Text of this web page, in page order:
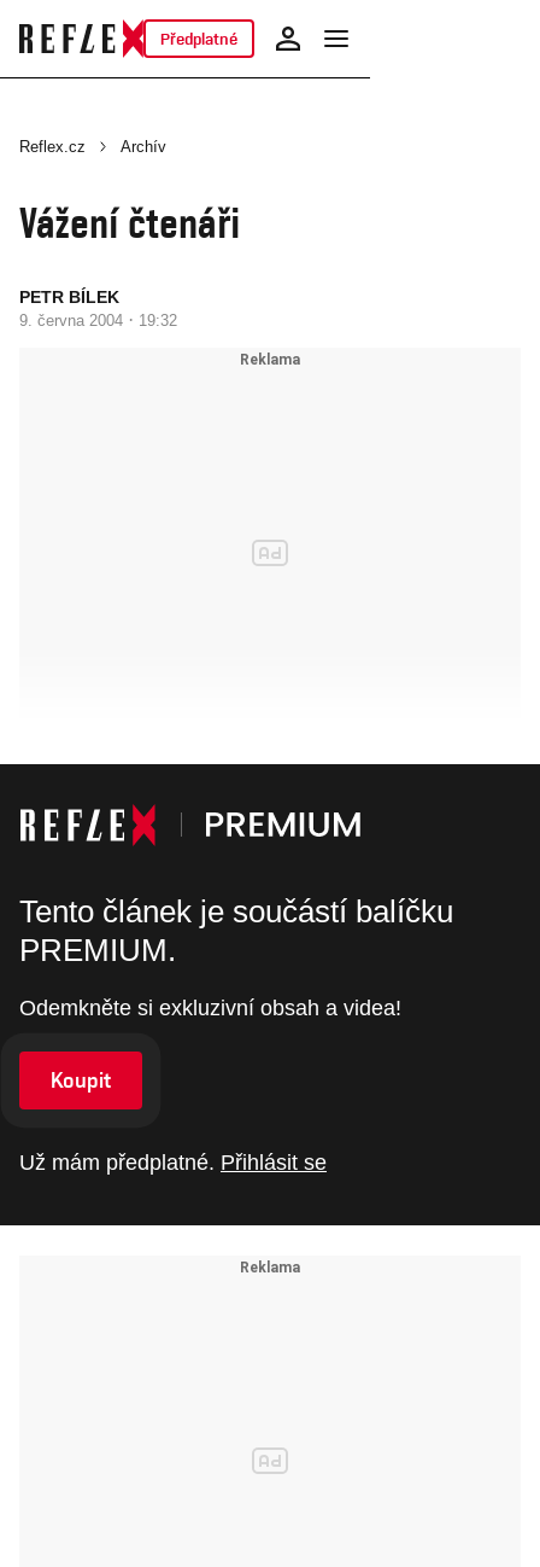
Předplatné
Reflex.cz Archív
Vážení čtenáři
PETR BÍLEK
9. června 2004 · 19:32
Tento článek je součástí balíčku
PREMIUM.
Odemkněte si exkluzivní obsah a videa!
Koupit
Už mám předplatné. Přihlásit se